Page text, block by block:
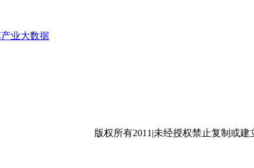
计 2026第四届汽车热管理全场景创新发展论坛
的量产新纪元 2026第四届汽车热管理全场景创新发展论坛
业大数据
版权所有2011|未经授权禁止复制或建